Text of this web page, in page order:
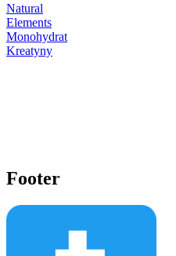
Natural
Elements
Monohydrat
Kreatyny
Footer